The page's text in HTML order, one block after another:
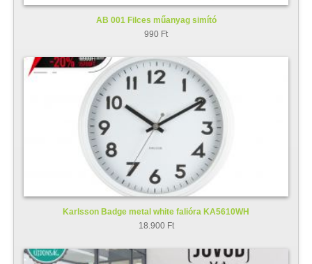
AB 001 Filces műanyag simító
990 Ft
Karlsson Badge metal white falióra KA5610WH
18.900 Ft